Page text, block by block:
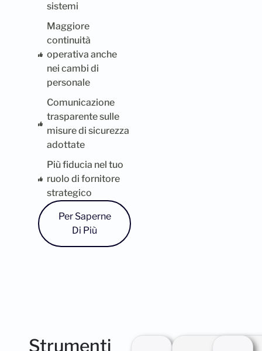
sistemi
Maggiore
continuità
operativa anche
nei cambi di
personale
Comunicazione
trasparente sulle
misure di sicurezza
adottate
Più fiducia nel tuo
ruolo di fornitore
strategico
Per Saperne
Di Più
Strumenti